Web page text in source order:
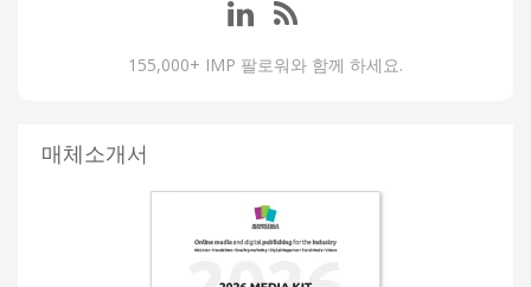
155,000+ IMP 팔로워와 함께 하세요.
매체소개서